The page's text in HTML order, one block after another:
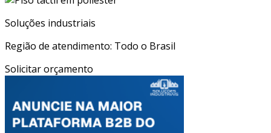
Soluções industriais
Região de atendimento: Todo o Brasil
Solicitar orçamento